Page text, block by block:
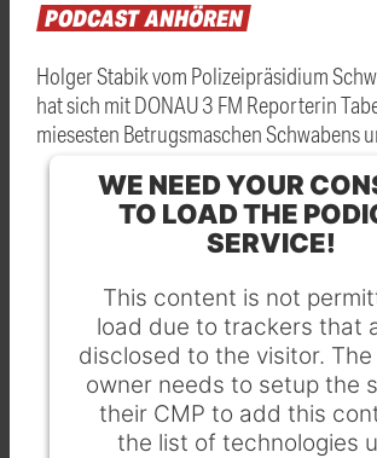
PODCASTANHÖREN
Holger Stabik vom Polizeipräsidium
hat sich mit DONAU 3 FM Reporterin
miesesten Betrugsmaschen Schwabens
WE NEED YOUR
TO LOAD THE
SERVICE!
This content is not
load due to trackers that
disclosed to the visitor.
owner needs to setup the
their CMP to add this
the list of technologies